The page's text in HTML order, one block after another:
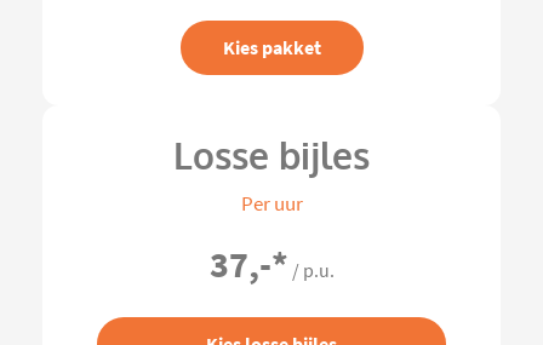
Kies pakket
Losse bijles
Per uur
37,-* / p.u.